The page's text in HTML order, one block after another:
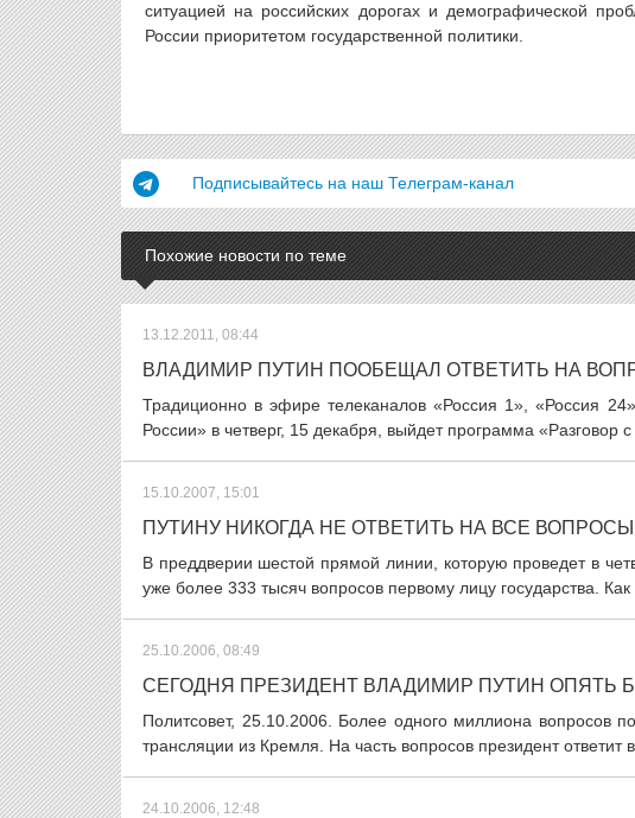
ситуацией на российских дорогах и демографической
России приоритетом государственной политики.
Подписывайтесь на наш Телеграм-канал
Похожие новости по теме
13.12.2011, 08:44
ВЛАДИМИР ПУТИН ПООБЕЩАЛ ОТВЕТИТЬ НА
Традиционно в эфире телеканалов «Россия 1», «Россия
России» в четверг, 15 декабря, выйдет программа
15.10.2007, 15:01
ПУТИНУ НИКОГДА НЕ ОТВЕТИТЬ НА ВСЕ
В преддверии шестой прямой линии, которую проведет в
уже более 333 тысяч вопросов первому лицу государства.
25.10.2006, 08:49
СЕГОДНЯ ПРЕЗИДЕНТ ВЛАДИМИР ПУТИН ОПЯТЬ
Политсовет, 25.10.2006. Более одного миллиона вопросов
трансляции из Кремля. На часть вопросов президент ответит
24.10.2006, 12:48